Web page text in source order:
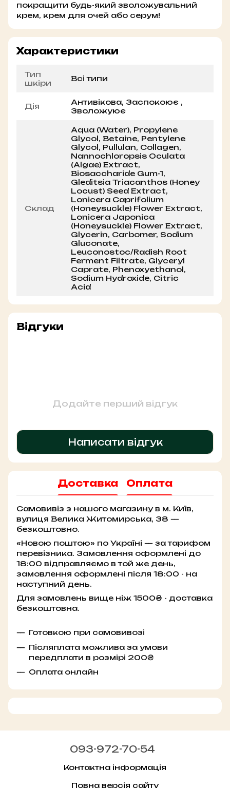
покращити будь-який зволожувальний
крем, крем для очей або серум!
Характеристики
Тип
шкіри
Всі типи
Дія
Антивікова, Заспокоює ,
Зволожуює
Склад
Aqua (Water), Propylene
Glycol, Betaine, Pentylene
Glycol, Pullulan, Collagen,
Nannochloropsis Oculata
(Algae) Extract,
Biosaccharide Gum-1,
Gleditsia Triacanthos (Honey
Locust) Seed Extract,
Lonicera Caprifolium
(Honeysuckle) Flower Extract,
Lonicera Japonica
(Honeysuckle) Flower Extract,
Glycerin, Carbomer, Sodium
Gluconate,
Leuconostoc/Radish Root
Ferment Filtrate, Glyceryl
Caprate, Phenoxyethanol,
Sodium Hydroxide, Citric
Acid
Відгуки
Додайте перший відгук
Написати відгук
Доставка Оплата
Самовивіз з нашого магазину в м. Київ,
вулиця Велика Житомирська, 38 —
безкоштовно.
«Новою поштою» по Україні — за тарифом
перевізника. Замовлення оформлені до
18:00 відправляємо в той же день,
замовлення оформлені після 18:00 - на
наступний день.
Для замовлень вище ніж 1500₴ - доставка
безкоштовна.
Готовкою при самовивозі
Післяплата можлива за умови
передплати в розмірі 200₴
Оплата онлайн
093-972-70-54
Контактна інформація
Повна версія сайту